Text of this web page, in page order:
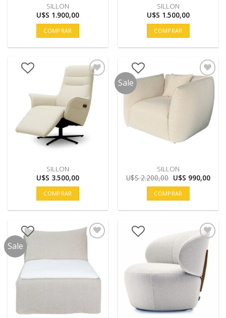
SILLON
U$S 1.900,00
COMPRAR
SILLON
U$S 1.500,00
COMPRAR
SILLON
U$S 3.500,00
COMPRAR
Sale
SILLON
U$S2.200,00 El
precio
original
era:
U$S
2.200,00.
U$S 990,00El
COMPRAR
Sale